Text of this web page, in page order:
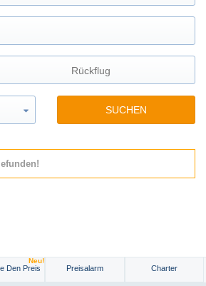
SUCHEN
Den Preis
Neu!
Preisalarm Charter